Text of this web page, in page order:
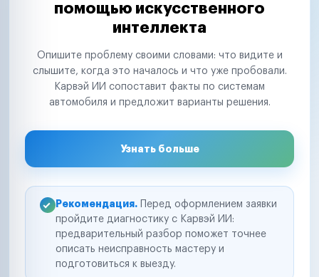
помощью искусственного
интеллекта
Опишите проблему своими словами: что видите и
слышите, когда это началось и что уже пробовали.
Карвэй ИИ сопоставит факты по системам
автомобиля и предложит варианты решения.
Узнать больше
Рекомендация. Перед оформлением заявки
пройдите диагностику с Карвэй ИИ:
предварительный разбор поможет точнее
описать неисправность мастеру и
подготовиться к выезду.